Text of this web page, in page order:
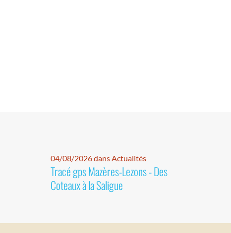
04/08/2026 dans Actualités
Tracé gps Mazères-Lezons - Des
Coteaux à la Saligue